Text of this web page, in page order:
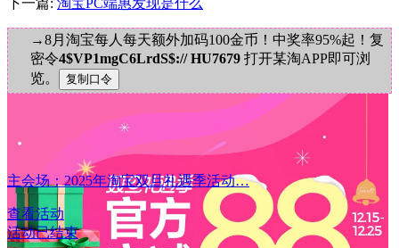
→8月淘宝每人每天额外加码100金币！中奖率95%起！复
密令4$VP1mgC6LrdS$:// HU7679 打开某淘APP即可浏
览。
主会场：2025年淘宝双旦礼遇季活动…
查看活动
活动已结束